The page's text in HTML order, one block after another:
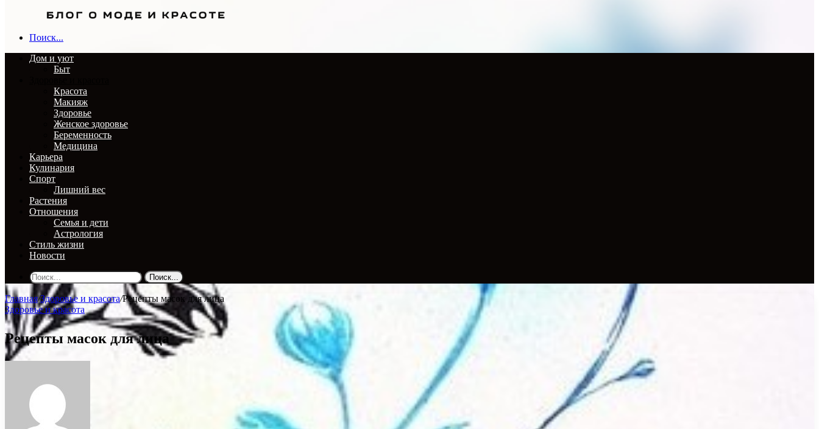
Поиск...
Дом и уют
Быт
Красота
Макияж
Здоровье
Женское здоровье
Беременность
Медицина
Карьера
Кулинария
Спорт
Лишний вес
Растения
Отношения
Семья и дети
Астрология
Стиль жизни
Новости
Поиск...
Главная/Здоровье и красота/Рецепты масок для лица
Здоровье и красота
Рецепты масок для лица